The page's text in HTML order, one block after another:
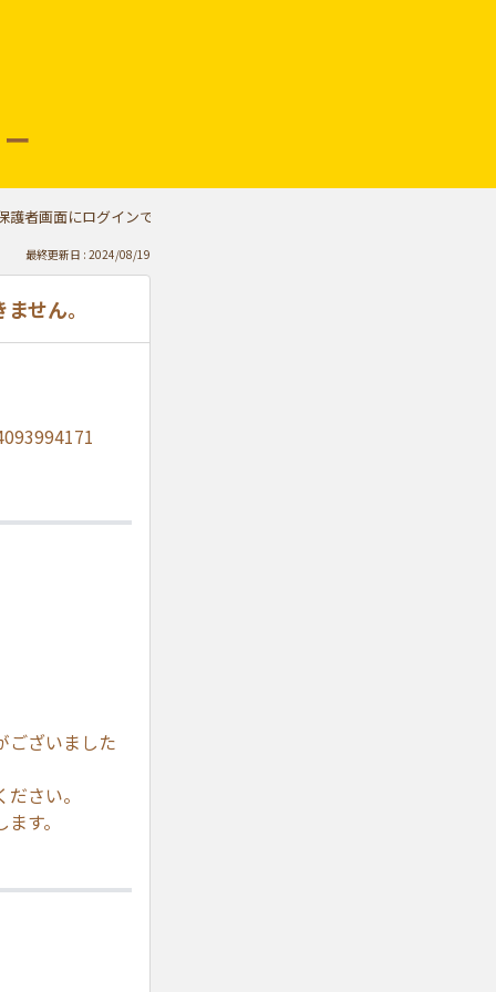
者画面にログインできません。
最終更新日 : 2024/08/19
せん。
ございました
さい。
す。